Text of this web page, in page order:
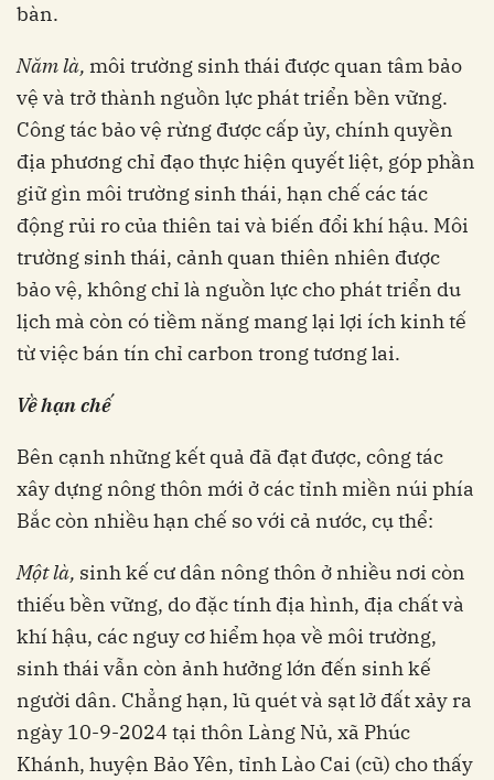
bàn.
Năm là, môi trường sinh thái được quan tâm bảo
vệ và trở thành nguồn lực phát triển bền vững.
Công tác bảo vệ rừng được cấp ủy, chính quyền
địa phương chỉ đạo thực hiện quyết liệt, góp phần
giữ gìn môi trường sinh thái, hạn chế các tác
động rủi ro của thiên tai và biến đổi khí hậu. Môi
trường sinh thái, cảnh quan thiên nhiên được
bảo vệ, không chỉ là nguồn lực cho phát triển du
lịch mà còn có tiềm năng mang lại lợi ích kinh tế
từ việc bán tín chỉ carbon trong tương lai.
Vềhạn chế
Bên cạnh những kết quả đã đạt được, công tác
xây dựng nông thôn mới ở các tỉnh miền núi phía
Bắc còn nhiều hạn chế so với cả nước, cụ thể:
Một là, sinh kế cư dân nông thôn ở nhiều nơi còn
thiếu bền vững, do đặc tính địa hình, địa chất và
khí hậu, các nguy cơ hiểm họa về môi trường,
sinh thái vẫn còn ảnh hưởng lớn đến sinh kế
người dân. Chẳng hạn, lũ quét và sạt lở đất xảy ra
ngày 10-9-2024 tại thôn Làng Nủ, xã Phúc
Khánh, huyện Bảo Yên, tỉnh Lào Cai (cũ) cho thấy